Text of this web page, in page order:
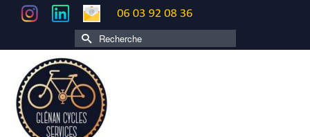
Rechercher :